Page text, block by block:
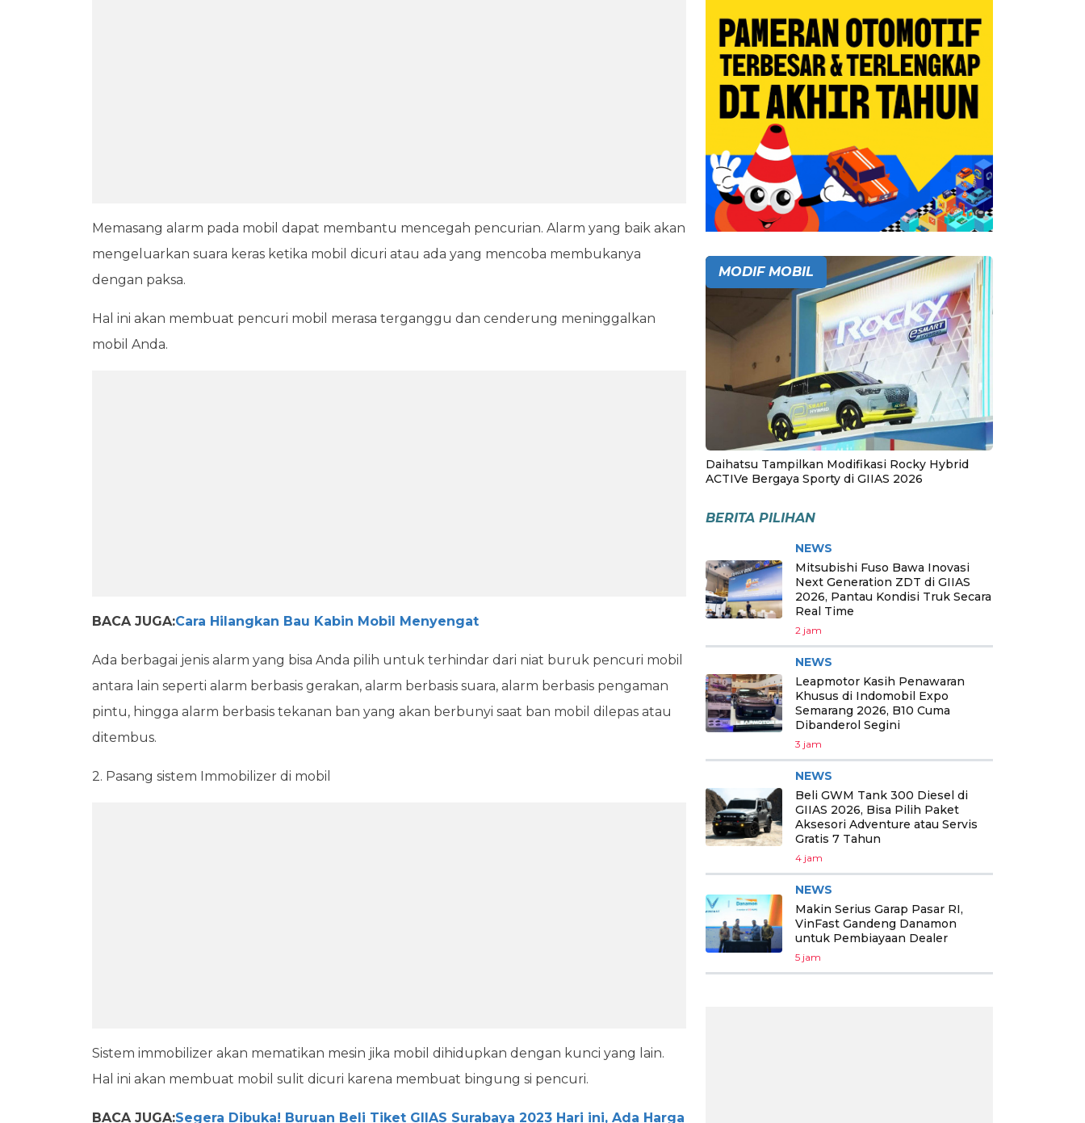
Memasang alarm pada mobil dapat membantu mencegah pencurian. Alarm yang baik akan
mengeluarkan suara keras ketika mobil dicuri atau ada yang mencoba membukanya
dengan paksa.
Hal ini akan membuat pencuri mobil merasa terganggu dan cenderung meninggalkan
mobil Anda.
BACA JUGA:Cara Hilangkan Bau Kabin Mobil Menyengat
Ada berbagai jenis alarm yang bisa Anda pilih untuk terhindar dari niat buruk pencuri mobil
antara lain seperti alarm berbasis gerakan, alarm berbasis suara, alarm berbasis pengaman
pintu, hingga alarm berbasis tekanan ban yang akan berbunyi saat ban mobil dilepas atau
ditembus.
2. Pasang sistem Immobilizer di mobil
Sistem immobilizer akan mematikan mesin jika mobil dihidupkan dengan kunci yang lain.
Hal ini akan membuat mobil sulit dicuri karena membuat bingung si pencuri.
BACA JUGA:Segera Dibuka! Buruan Beli Tiket GIIAS Surabaya 2023 Hari ini, Ada Harga
MODIF MOBIL
Daihatsu Tampilkan Modifikasi Rocky Hybrid
ACTIVe Bergaya Sporty di GIIAS 2026
BERITA PILIHAN
NEWS
Mitsubishi Fuso Bawa Inovasi
Next Generation ZDT di GIIAS
2026, Pantau Kondisi Truk Secara
Real Time
2 jam
NEWS
Leapmotor Kasih Penawaran
Khusus di Indomobil Expo
Semarang 2026, B10 Cuma
Dibanderol Segini
3 jam
NEWS
Beli GWM Tank 300 Diesel di
GIIAS 2026, Bisa Pilih Paket
Aksesori Adventure atau Servis
Gratis 7 Tahun
4 jam
NEWS
Makin Serius Garap Pasar RI,
VinFast Gandeng Danamon
untuk Pembiayaan Dealer
5 jam